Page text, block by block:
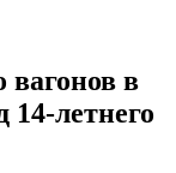
вагонов в
14-летнего